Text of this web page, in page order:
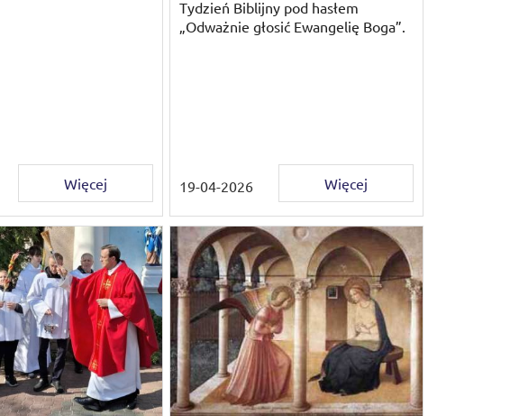
Więcej
Tydzień Biblijny pod hasłem
„Odważnie głosić Ewangelię Boga”.
19-04-2026 Więcej